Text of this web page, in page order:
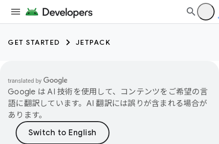
GET STARTED JETPACK
Google は AI 技術を使用して、コンテンツをご希望の言
語に翻訳しています。AI 翻訳には誤りが含まれる場合が
あります。